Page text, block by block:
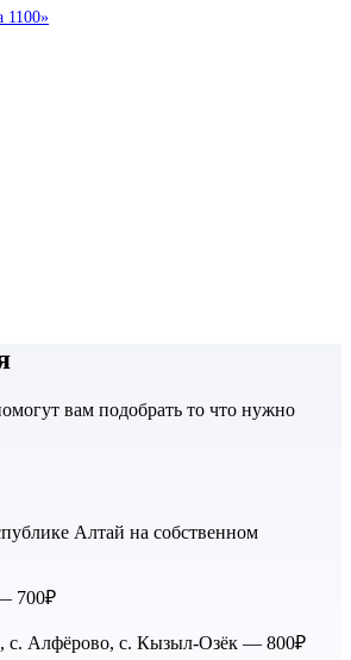
вам подобрать то что нужно
Алтай на собственном
700₽
с. Алфёрово, с. Кызыл-Озёк — 800₽